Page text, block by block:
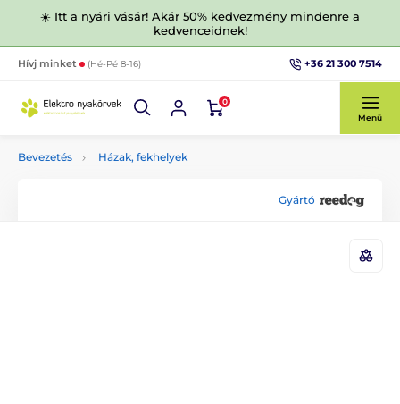
☀️ Itt a nyári vásár! Akár 50% kedvezmény mindenre a
kedvenceidnek!
Hívj minket (Hé-Pé 8-16) +36 21 300 7514
0
Menü
Bevezetés Házak, fekhelyek
Gyártó